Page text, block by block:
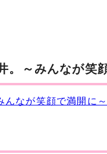
～みんなが笑
なが笑顔で満開に